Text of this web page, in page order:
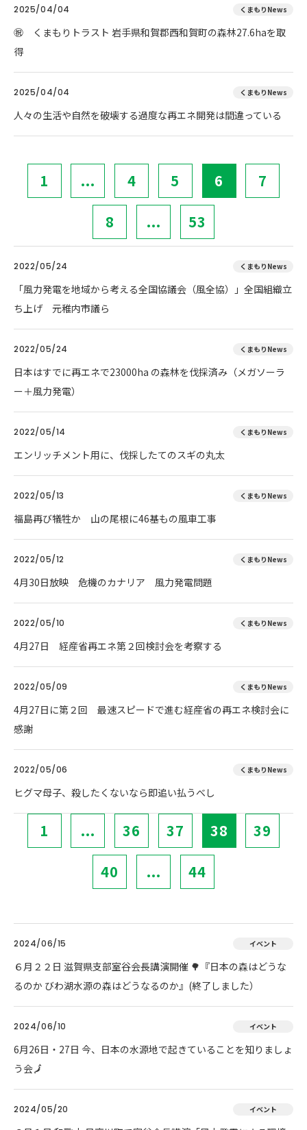
2025/04/04 くまもりNews
㊗ くまもりトラスト 岩手県和賀郡西和賀町の森林27.6haを取
得
2025/04/04 くまもりNews
人々の生活や自然を破壊する過度な再エネ開発は間違っている
1 ... 4 5 6 7
8 ... 53
2022/05/24 くまもりNews
「風力発電を地域から考える全国協議会（風全協）」全国組織立
ち上げ 元稚内市議ら
2022/05/24 くまもりNews
日本はすでに再エネで23000ha の森林を伐採済み（メガソーラ
ー＋風力発電）
2022/05/14 くまもりNews
エンリッチメント用に、伐採したてのスギの丸太
2022/05/13 くまもりNews
福島再び犠牲か 山の尾根に46基もの風車工事
2022/05/12 くまもりNews
4月30日放映 危機のカナリア 風力発電問題
2022/05/10 くまもりNews
4月27日 経産省再エネ第２回検討会を考察する
2022/05/09 くまもりNews
4月27日に第２回 最速スピードで進む経産省の再エネ検討会に
感謝
2022/05/06 くまもりNews
ヒグマ母子、殺したくないなら即追い払うべし
1 ... 36 37 38 39
40 ... 44
2024/06/15 イベント
６月２２日 滋賀県支部室谷会長講演開催 🌳『日本の森はどうな
るのか びわ湖水源の森はどうなるのか』(終了しました）
2024/06/10 イベント
6月26日・27日 今、日本の水源地で起きていることを知りましょ
う会🗾
2024/05/20 イベント